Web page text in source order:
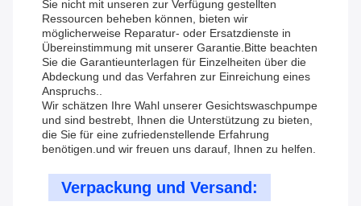
Sie nicht mit unseren zur Verfügung gestellten
Ressourcen beheben können, bieten wir
möglicherweise Reparatur- oder Ersatzdienste in
Übereinstimmung mit unserer Garantie.Bitte beachten
Sie die Garantieunterlagen für Einzelheiten über die
Abdeckung und das Verfahren zur Einreichung eines
Anspruchs..
Wir schätzen Ihre Wahl unserer Gesichtswaschpumpe
und sind bestrebt, Ihnen die Unterstützung zu bieten,
die Sie für eine zufriedenstellende Erfahrung
benötigen.und wir freuen uns darauf, Ihnen zu helfen.
Verpackung und Versand: